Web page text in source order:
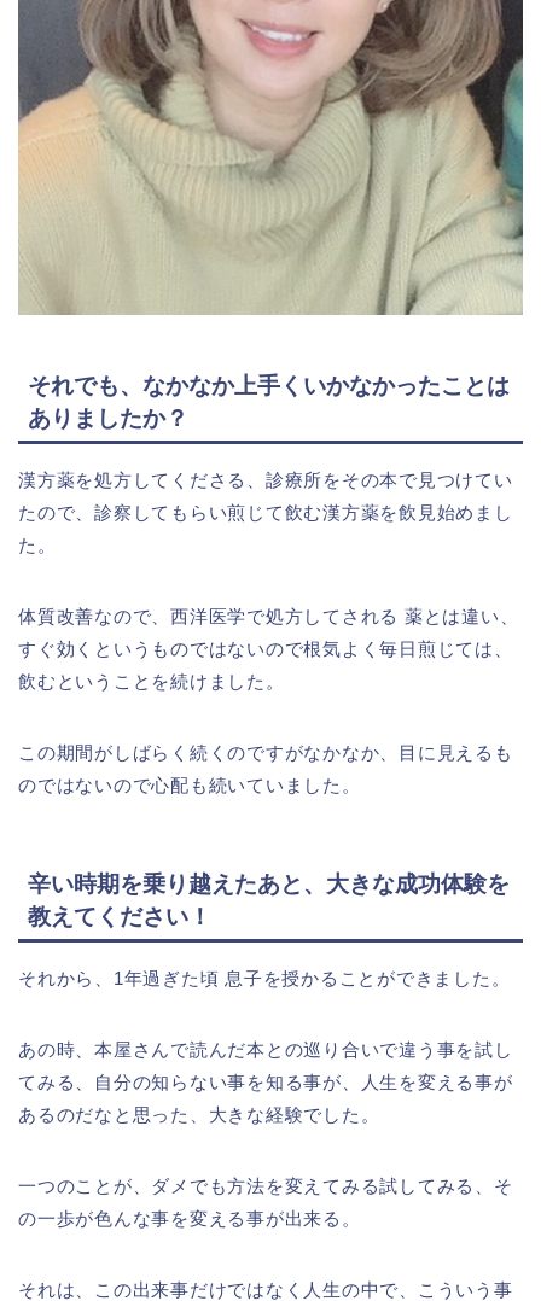
それでも、なかなか上手くいかなかったことは
ありましたか？
漢方薬を処方してくださる、診療所をその本で見つけてい
たので、診察してもらい煎じて飲む漢方薬を飲見始めまし
た。
体質改善なので、西洋医学で処方してされる 薬とは違い、
すぐ効くというものではないので根気よく毎日煎じては、
飲むということを続けました。
この期間がしばらく続くのですがなかなか、目に見えるも
のではないので心配も続いていました。
辛い時期を乗り越えたあと、大きな成功体験を
教えてください！
それから、1年過ぎた頃 息子を授かることができました。
あの時、本屋さんで読んだ本との巡り合いで違う事を試し
てみる、自分の知らない事を知る事が、人生を変える事が
あるのだなと思った、大きな経験でした。
一つのことが、ダメでも方法を変えてみる試してみる、そ
の一歩が色んな事を変える事が出来る。
それは、この出来事だけではなく人生の中で、こういう事